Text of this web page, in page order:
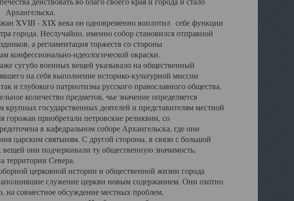
Архангельска.
XVIII - XIX века он одновременно воплотил себе функции
города. Неслучайно, именно собор становился отправной
а регламентация торжеств со стороны
конфессионально-идеологической окраски.
сугубо военных вещей указывало на общественный
на себя выполнение историко-культурной миссии
и глубокого патриотизма русского православного общества.
количество предметов, чье значение определяется
крупных государственных деятелей и представителям местной
горожан приобретали петровские реликвии, со
в кафедральном соборе Архангельска, где они
царским святыням. С другой стороны, в связи с большой
они подчеркивали ту общественную значимость,
территории Севера.
церковной истории и общественной жизни города
служение церкви новым содержанием. Они охотно
на совместное обсуждение местных проблем,